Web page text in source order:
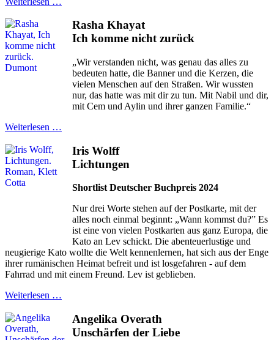
Rasha Khayat
Ich komme nicht zurück
„Wir verstanden nicht, was genau das alles zu
bedeuten hatte, die Banner und die Kerzen, die
vielen Menschen auf den Straßen. Wir wussten
nur, das hatte was mit dir zu tun. Mit Nabil und dir,
mit Cem und Aylin und ihrer ganzen Familie.“
Weiterlesen …
Iris Wolff
Lichtungen
Shortlist Deutscher Buchpreis 2024
Nur drei Worte stehen auf der Postkarte, mit der
alles noch einmal beginnt: „Wann kommst du?” Es
ist eine von vielen Postkarten aus ganz Europa, die
Kato an Lev schickt. Die abenteuerlustige und
neugierige Kato wollte die Welt kennenlernen, hat sich aus der Enge
ihrer rumänischen Heimat befreit und ist losgefahren - auf dem
Fahrrad und mit einem Freund. Lev ist geblieben.
Weiterlesen …
Angelika Overath
Unschärfen der Liebe